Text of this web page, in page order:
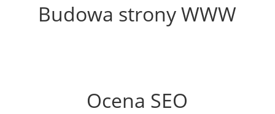
Budowa strony WWW
Ocena SEO